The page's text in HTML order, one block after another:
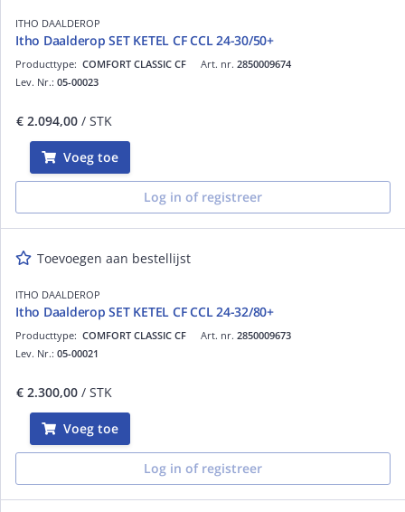
ITHO DAALDEROP
Itho Daalderop SET KETEL CF CCL 24-30/50+
Art. nr. 2850009674
Producttype: COMFORT CLASSIC CF
Lev. Nr.: 05-00023
€ 2.094,00 / STK
Voeg toe
Log in of registreer
Toevoegen aan bestellijst
ITHO DAALDEROP
Itho Daalderop SET KETEL CF CCL 24-32/80+
Art. nr. 2850009673
Producttype: COMFORT CLASSIC CF
Lev. Nr.: 05-00021
€ 2.300,00 / STK
Voeg toe
Log in of registreer